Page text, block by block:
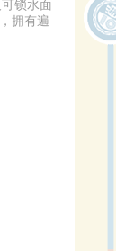
锁水面
拥有遍